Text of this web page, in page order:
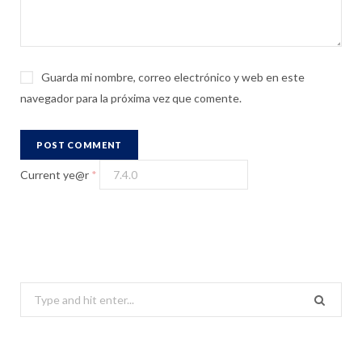
Guarda mi nombre, correo electrónico y web en este
navegador para la próxima vez que comente.
Current ye@r *